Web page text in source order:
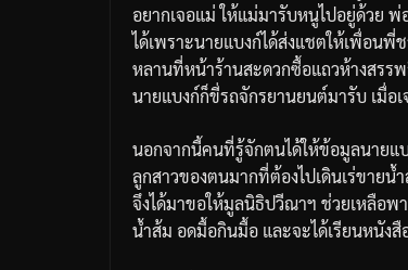
อยากเจอแม่ ให้แม่มารับหนูไปอยู่ด้วย พ่
ได้เพราะนายแบงก์ได้ส่งแชตให้เพื่อน
หลานที่หน้าร้านสะดวกซื้อแถวห้างสรร
นายแบงก์ก็ขี่รถจักรยานยนต์มารับ เมื่
นอกจากนี้คนที่รู้จักตนได้ให้ข้อมูลนายแ
ลูกสาวของตนมากที่ต้องไปเดินเร่ขายน้
จึงได้มาขอให้มูลนิธิปวีณาฯ ช่วยเหลือพ
น้ำส้ม อดมื้อกินมื้อ และจะได้เรียนหนัง